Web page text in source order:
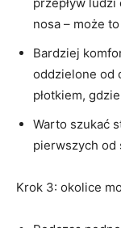
nosa – może
Bardziej
oddzielone od
płotkiem,
Warto szukać
pierwszych od
Krok 3: okolice